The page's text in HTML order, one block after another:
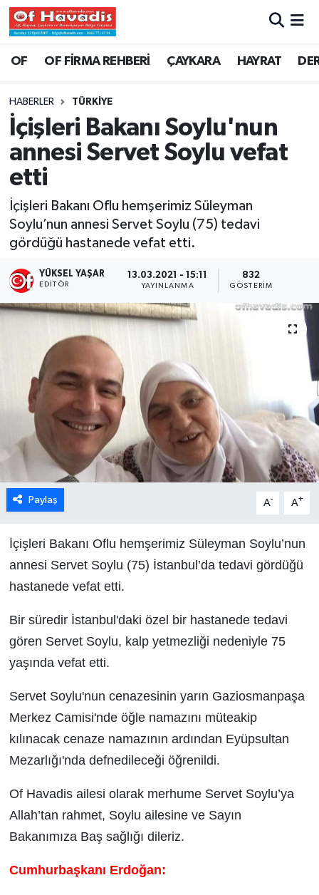
OF OF FİRMA REHBERİ ÇAYKARA HAYRAT
HABERLER TÜRKİYE
İçişleri Bakanı Soylu'nun
annesi Servet Soylu vefat
etti
İçişleri Bakanı Oflu hemşerimiz Süleyman
Soylu’nun annesi Servet Soylu (75) tedavi
gördüğü hastanede vefat etti.
YÜKSEL YAŞAR
EDITÖR
13.03.2021 - 15:11
YAYINLANMA
832
GÖSTERIM
Paylaş A- A+
İçişleri Bakanı Oflu hemşerimiz Süleyman Soylu’nun
annesi Servet Soylu (75) İstanbul’da tedavi gördüğü
hastanede vefat etti.
Bir süredir İstanbul'daki özel bir hastanede tedavi
gören Servet Soylu, kalp yetmezliği nedeniyle 75
yaşında vefat etti.
Servet Soylu'nun cenazesinin yarın Gaziosmanpaşa
Merkez Camisi'nde öğle namazını müteakip
kılınacak cenaze namazının ardından Eyüpsultan
Mezarlığı'nda defnedileceği öğrenildi.
Of Havadis ailesi olarak merhume Servet Soylu’ya
Allah’tan rahmet, Soylu ailesine ve Sayın
Bakanımıza Baş sağlığı dileriz.
Cumhurbaşkanı Erdoğan:
Trabzon Nöbetçi Eczaneler
Trabzon Namaz Vakitleri
Trabzon Trafik Yoğunluk Haritası
Süper Lig Puan Durumu ve Fikstür
Tüm Manşetler
Son Dakika Haberleri
Haber Arşivi